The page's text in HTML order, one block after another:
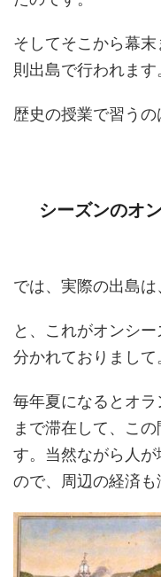
そしてそこから幕
則出島で行われます
歴史の授業で習うの
シーズンのオ
では、実際の出島は
と、これがオンシ
分かれておりまして
毎年夏になるとオ
まで滞在して、こ
す。当然ながら人
ので、周辺の経済も